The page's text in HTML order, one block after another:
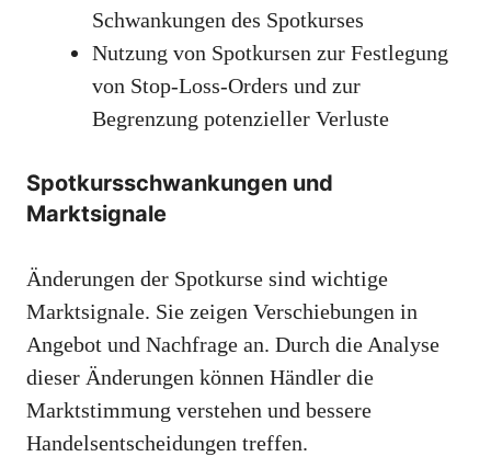
Schwankungen des Spotkurses
Nutzung von Spotkursen zur Festlegung
von Stop-Loss-Orders und zur
Begrenzung potenzieller Verluste
Spotkursschwankungen und
Marktsignale
Änderungen der Spotkurse sind wichtige
Marktsignale. Sie zeigen Verschiebungen in
Angebot und Nachfrage an. Durch die Analyse
dieser Änderungen können Händler die
Marktstimmung verstehen und bessere
Handelsentscheidungen treffen.